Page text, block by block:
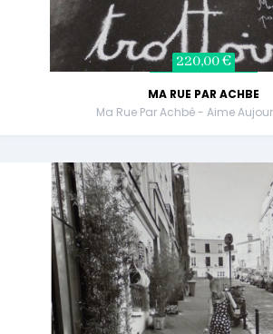
220,00 €
MA RUE PAR ACHBE
Ma Rue Par Achbé - Aime